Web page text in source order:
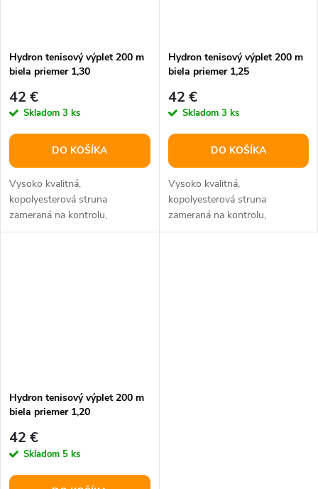
Hydron tenisový výplet 200 m
biela priemer 1,30
42 €
Skladom 3 ks
DO KOŠÍKA
Vysoko kvalitná,
kopolyesterová struna
zameraná na kontrolu,
vyrobená revolučnou IONTEC –
Hydron tenisový výplet 200 m
biela priemer 1,25
42 €
Skladom 3 ks
DO KOŠÍKA
Vysoko kvalitná,
kopolyesterová struna
zameraná na kontrolu,
vyrobená revolučnou IONTEC –
Hydron tenisový výplet 200 m
biela priemer 1,20
42 €
Skladom 5 ks